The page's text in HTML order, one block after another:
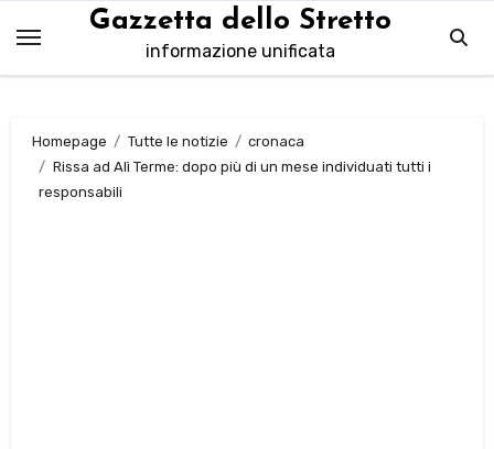
contenuto
Gazzetta dello Stretto
informazione unificata
Homepage Tutte le notizie
cronaca
Rissa ad Alì Terme: dopo più di un mese individuati tutti i
responsabili